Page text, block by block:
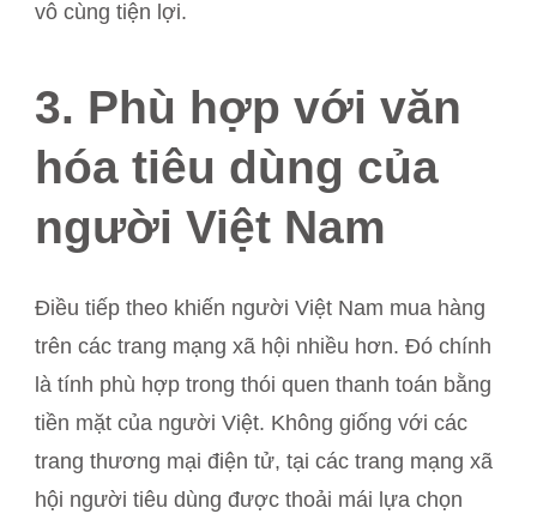
vô cùng tiện lợi.
3. Phù hợp với văn
hóa tiêu dùng của
người Việt Nam
Điều tiếp theo khiến người Việt Nam mua hàng
trên các trang mạng xã hội nhiều hơn. Đó chính
là tính phù hợp trong thói quen thanh toán bằng
tiền mặt của người Việt. Không giống với các
trang thương mại điện tử, tại các trang mạng xã
hội người tiêu dùng được thoải mái lựa chọn